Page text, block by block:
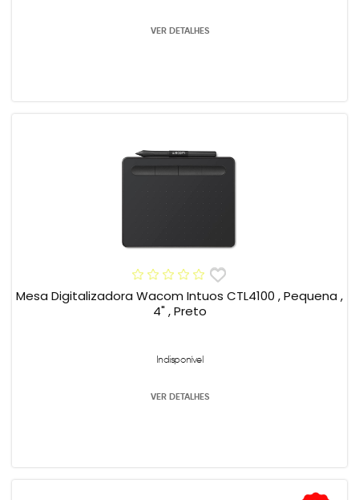
VER DETALHES
Mesa Digitalizadora Wacom Intuos CTL4100 , Pequena ,
4" , Preto
Indisponível
VER DETALHES